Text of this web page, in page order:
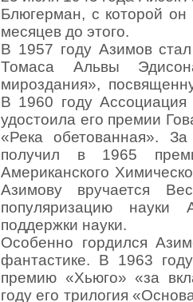
Блюгерман, с которой он
месяцев до этого.
В 1957 году Азимов
Томаса Альвы
мироздания»,
В 1960 году Ассоциация
удостоила его премии
«Река обетованная».
получил в 1965
Американского
Азимову вручается
популяризацию науки
поддержки науки.
Особенно гордился
фантастике. В 1963
премию «Хьюго» «за
году его трилогия